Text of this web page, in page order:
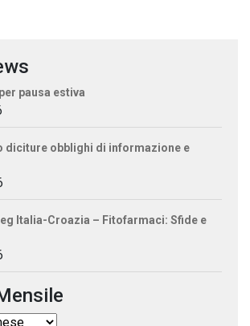
pausa estiva
diciture obblighi di informazione e
Italia-Croazia – Fitofarmaci: Sfide e